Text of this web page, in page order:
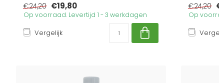
€24,20 €19,80
Op voorraad. Levertijd 1 - 3 werkdagen
Vergelijk
€24,20
Op